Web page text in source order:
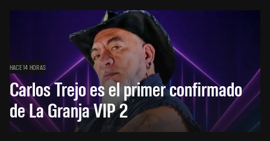
HACE 14 HORAS
Carlos Trejo es el primer confirmado
de La Granja VIP 2